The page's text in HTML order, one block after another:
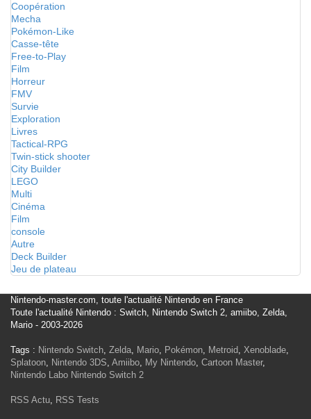
Coopération
Mecha
Pokémon-Like
Casse-tête
Free-to-Play
Film
Horreur
FMV
Survie
Exploration
Livres
Tactical-RPG
Twin-stick shooter
City Builder
LEGO
Multi
Cinéma
Film
console
Autre
Deck Builder
Jeu de plateau
Nintendo-master.com, toute l'actualité Nintendo en France
Toute l'actualité Nintendo : Switch, Nintendo Switch 2, amiibo, Zelda,
Mario - 2003-2026
Tags : Nintendo Switch, Zelda, Mario, Pokémon, Metroid, Xenoblade,
Splatoon, Nintendo 3DS, Amiibo, My Nintendo, Cartoon Master,
Nintendo Labo Nintendo Switch 2
RSS Actu, RSS Tests